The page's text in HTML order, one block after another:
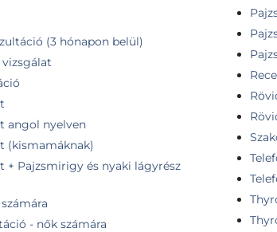
(3 hónapon belül)
angol nyelven
(kismamáknak)
+ Pajzsmirigy és nyaki lágyrész
- nők számára